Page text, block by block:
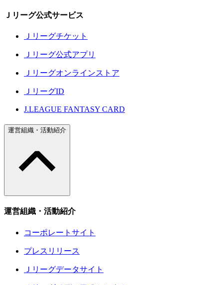
Ｊリーグ公式サービス
Ｊリーグチケット
Ｊリーグ公式アプリ
Ｊリーグオンラインストア
ＪリーグID
J.LEAGUE FANTASY CARD
運営組織・活動紹介
運営組織・活動紹介
コーポレートサイト
プレスリリース
Ｊリーグデータサイト